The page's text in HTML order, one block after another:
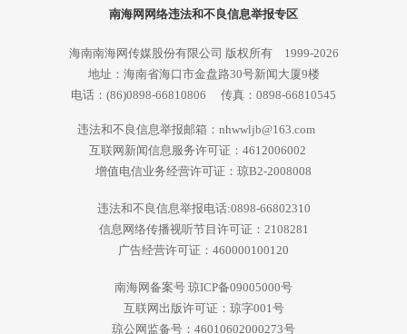
南海网网络违法和不良信息举报专区
海南南海网传媒股份有限公司 版权所有 1999-2026
地址：海南省海口市金盘路30号新闻大厦9楼
电话：(86)0898-66810806 传真：0898-66810545
违法和不良信息举报邮箱：nhwwljb@163.com
互联网新闻信息服务许可证：4612006002
增值电信业务经营许可证：琼B2-2008008
违法和不良信息举报电话:0898-66802310
信息网络传播视听节目许可证：2108281
广告经营许可证：460000100120
南海网备案号 琼ICP备09005000号
互联网出版许可证：琼字001号
琼公网监备号：46010602000273号